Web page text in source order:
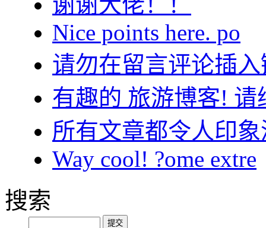
Nice points here. po
请勿在留言评论插
有趣的 旅游博客!
所有文章都令人印
Way cool! ?ome extre
搜索